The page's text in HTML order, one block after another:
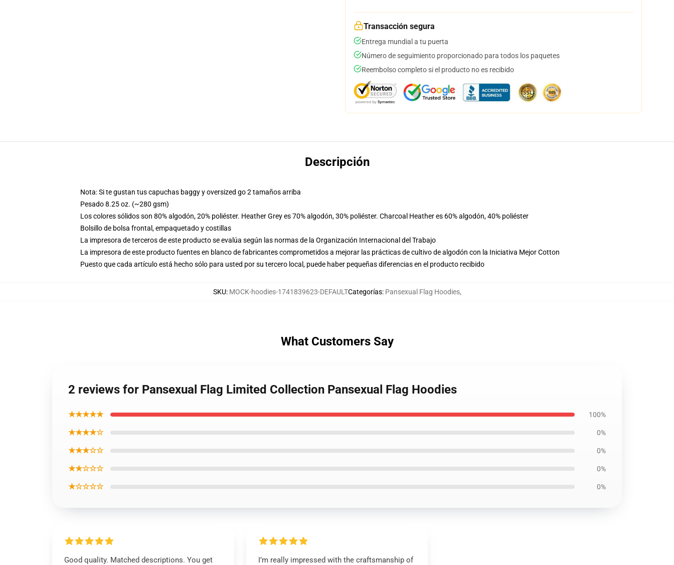
Transacción segura
Entrega mundial a tu puerta
Número de seguimiento proporcionado para todos los paquetes
Reembolso completo si el producto no es recibido
Descripción
Nota: Si te gustan tus capuchas baggy y oversized go 2 tamaños arriba
Pesado 8.25 oz. (~280 gsm)
Los colores sólidos son 80% algodón, 20% poliéster. Heather Grey es 70% algodón, 30% poliéster. Charcoal Heather es 60% algodón, 40% poliéster
Bolsillo de bolsa frontal, empaquetado y costillas
La impresora de terceros de este producto se evalúa según las normas de la Organización Internacional del Trabajo
La impresora de este producto fuentes en blanco de fabricantes comprometidos a mejorar las prácticas de cultivo de algodón con la Iniciativa Mejor Cotton
Puesto que cada artículo está hecho sólo para usted por su tercero local, puede haber pequeñas diferencias en el producto recibido
SKU: MOCK-hoodies-1741839623-DEFAULTCategorías: Pansexual Flag Hoodies,
What Customers Say
2 reviews for Pansexual Flag Limited Collection Pansexual Flag Hoodies
★★★★★ 100%
★★★★☆ 0%
★★★☆☆ 0%
★★☆☆☆ 0%
★☆☆☆☆ 0%
Good quality. Matched descriptions. You get
I’m really impressed with the craftsmanship of